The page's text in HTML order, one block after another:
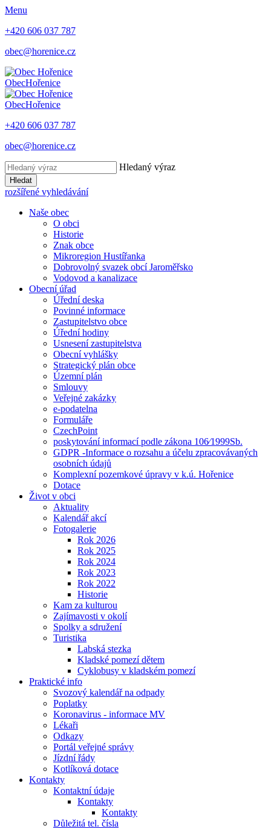
Menu
+420 606 037 787
obec@horenice.cz
ObecHořenice
ObecHořenice
+420 606 037 787
obec@horenice.cz
Hledaný výraz
Hledat
rozšířené vyhledávání
Naše obec
O obci
Historie
Znak obce
Mikroregion Hustířanka
Dobrovolný svazek obcí Jaroměřsko
Vodovod a kanalizace
Obecní úřad
Úřední deska
Povinné informace
Zastupitelstvo obce
Úřední hodiny
Usnesení zastupitelstva
Obecní vyhlášky
Strategický plán obce
Územní plán
Smlouvy
Veřejné zakázky
e-podatelna
Formuláře
CzechPoint
poskytování informací podle zákona 106⁄1999Sb.
GDPR -Informace o rozsahu a účelu zpracovávaných
osobních údajů
Komplexní pozemkové úpravy v k.ú. Hořenice
Dotace
Život v obci
Aktuality
Kalendář akcí
Fotogalerie
Rok 2026
Rok 2025
Rok 2024
Rok 2023
Rok 2022
Historie
Kam za kulturou
Zajímavosti v okolí
Spolky a sdružení
Turistika
Labská stezka
Kladské pomezí dětem
Cyklobusy v kladském pomezí
Praktické info
Svozový kalendář na odpady
Poplatky
Koronavirus - informace MV
Lékaři
Odkazy
Portál veřejné správy
Jízdní řády
Kotlíková dotace
Kontakty
Kontaktní údaje
Kontakty
Kontakty
Důležitá tel. čísla